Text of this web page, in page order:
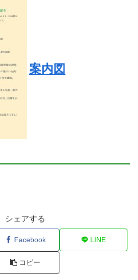
案内図
シェアする
Facebook LINE
コピー